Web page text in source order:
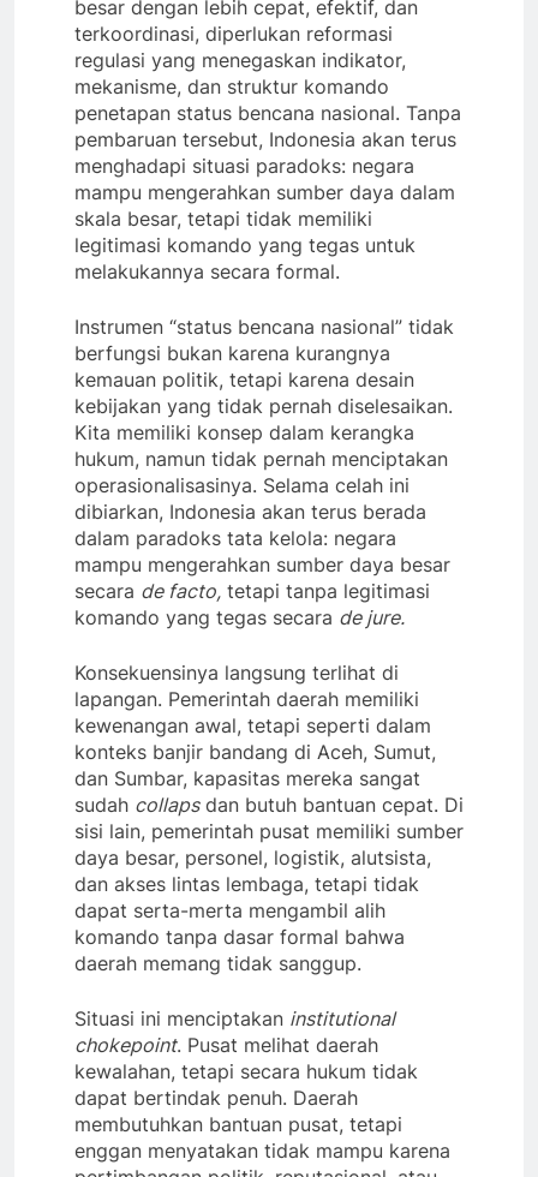
besar dengan lebih cepat, efektif, dan
terkoordinasi, diperlukan reformasi
regulasi yang menegaskan indikator,
mekanisme, dan struktur komando
penetapan status bencana nasional. Tanpa
pembaruan tersebut, Indonesia akan terus
menghadapi situasi paradoks: negara
mampu mengerahkan sumber daya dalam
skala besar, tetapi tidak memiliki
legitimasi komando yang tegas untuk
melakukannya secara formal.
Instrumen “status bencana nasional” tidak
berfungsi bukan karena kurangnya
kemauan politik, tetapi karena desain
kebijakan yang tidak pernah diselesaikan.
Kita memiliki konsep dalam kerangka
hukum, namun tidak pernah menciptakan
operasionalisasinya. Selama celah ini
dibiarkan, Indonesia akan terus berada
dalam paradoks tata kelola: negara
mampu mengerahkan sumber daya besar
secara de facto, tetapi tanpa legitimasi
komando yang tegas secara de jure.
Konsekuensinya langsung terlihat di
lapangan. Pemerintah daerah memiliki
kewenangan awal, tetapi seperti dalam
konteks banjir bandang di Aceh, Sumut,
dan Sumbar, kapasitas mereka sangat
sudah collapsdan butuh bantuan cepat. Di
sisi lain, pemerintah pusat memiliki sumber
daya besar, personel, logistik, alutsista,
dan akses lintas lembaga, tetapi tidak
dapat serta-merta mengambil alih
komando tanpa dasar formal bahwa
daerah memang tidak sanggup.
Situasi ini menciptakan institutional
chokepoint. Pusat melihat daerah
kewalahan, tetapi secara hukum tidak
dapat bertindak penuh. Daerah
membutuhkan bantuan pusat, tetapi
enggan menyatakan tidak mampu karena